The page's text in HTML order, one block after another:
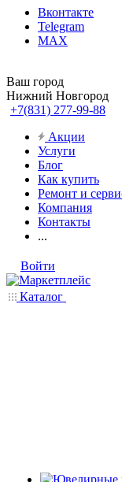
Вконтакте
Telegram
MAX
Ваш город
Нижний Новгород
+7(831) 277-99-88
Акции
Услуги
Блог
Как купить
Ремонт и
Компания
Контакты
...
Войти
Каталог